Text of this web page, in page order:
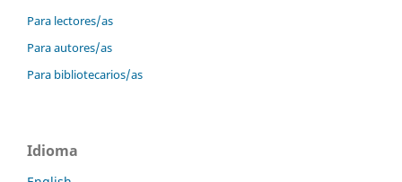
Para lectores/as
Para autores/as
Para bibliotecarios/as
Idioma